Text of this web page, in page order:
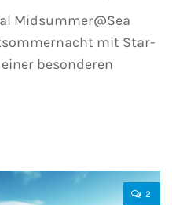
Midsummer@Sea
mit Star-
besonderen
2